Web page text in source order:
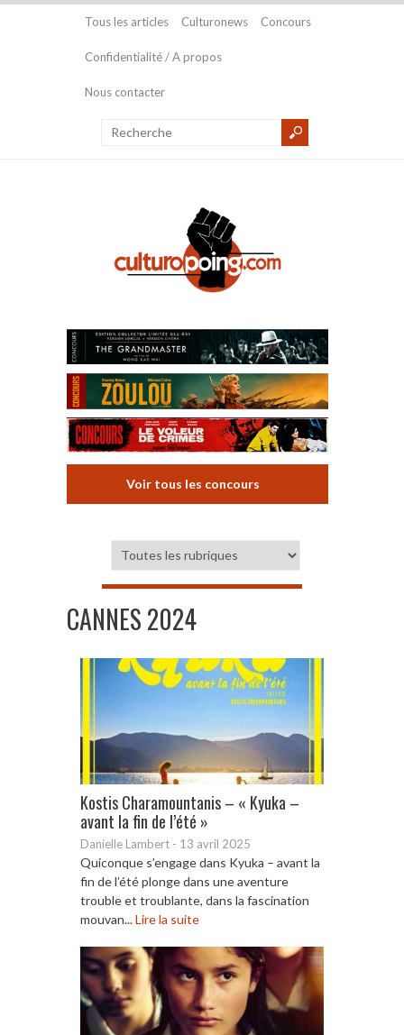
Tous les articles Culturonews Concours
Confidentialité / A propos
Nous contacter
Voir tous les concours
CANNES 2024
Kostis Charamountanis – « Kyuka –
avant la fin de l’été »
Danielle Lambert - 13 avril 2025
Quiconque s’engage dans Kyuka – avant la
fin de l’été plonge dans une aventure
trouble et troublante, dans la fascination
mouvan...Lire la suite